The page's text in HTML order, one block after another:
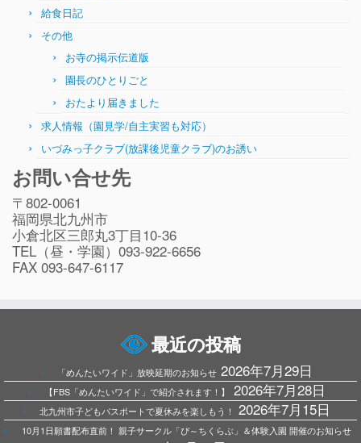
給食日記
その他
お寺の掲示伝道版
園長のひとりごと
おたより届きました
求人情報（園見学/自主実習も対応）
いづみっ子クラブ(放課後児童クラブ)のお誘い
お問い合せ先
〒802-0061
福岡県北九州市
小倉北区三郎丸3丁目10-36
TEL（昼・学園）093-922-6656
FAX 093-647-6117
最近の投稿
「めんたいワイド」放映延期のお知らせ 2026年7月29日
【FBS「めんたいワイド」で紹介されます！】 2026年7月28日
北九州市子どもパスポートで夏休みを楽しもう！ 2026年7月15日
10月1日願書配布直前！ 親子サークル「ぴ～ちくらぶ」＆体験入園 開催のお知らせ